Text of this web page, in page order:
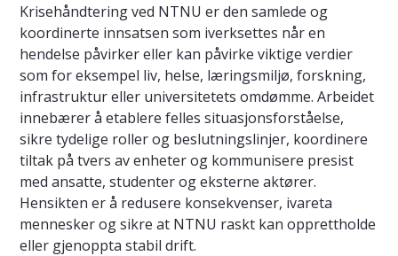
Krisehåndtering ved NTNU er den samlede og
koordinerte innsatsen som iverksettes når en
hendelse påvirker eller kan påvirke viktige verdier
som for eksempel liv, helse, læringsmiljø, forskning,
infrastruktur eller universitetets omdømme. Arbeidet
innebærer å etablere felles situasjonsforståelse,
sikre tydelige roller og beslutningslinjer, koordinere
tiltak på tvers av enheter og kommunisere presist
med ansatte, studenter og eksterne aktører.
Hensikten er å redusere konsekvenser, ivareta
mennesker og sikre at NTNU raskt kan opprettholde
eller gjenoppta stabil drift.